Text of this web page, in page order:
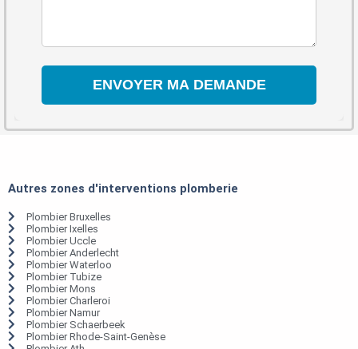
Autres zones d'interventions plomberie
Plombier Bruxelles
Plombier Ixelles
Plombier Uccle
Plombier Anderlecht
Plombier Waterloo
Plombier Tubize
Plombier Mons
Plombier Charleroi
Plombier Namur
Plombier Schaerbeek
Plombier Rhode-Saint-Genèse